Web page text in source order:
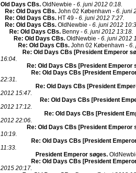
Old Days CBs. OldNewbie - 6. juni 2012 0:18.
Re: Old Days CBs. John 02 København - 6. juni
Re: Old Days CBs. HT 49 - 6. juni 2012 7:27.
Re: Old Days CBs. OldNewbie - 6. juni 2012
Re: Old Days CBs. Benny - 6. juni 2012 13:18.
Re: Old Days CBs. OldNewbie - 6. juni 2012
Re: Old Days CBs. John 02 København - 6.
Re: Old Days CBs [President Emperor
16:04.
Re: Old Days CBs [President Emperor
Re: Old Days CBs [President
22:31.
Re: Old Days CBs [President
2012 15:47.
Re: Old Days CBs [President
2012 17:12.
Re: Old Days CBs [President
2012 22:06.
Re: Old Days CBs [President Emperor
10:19.
Re: Old Days CBs [President
11:33.
President Emperor søges.
Re: Old Days CBs [President
2015 20:17.